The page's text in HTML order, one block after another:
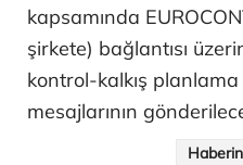
kapsamında
şirkete) bağlantısı
kontrol-kalkış
mesajlarının